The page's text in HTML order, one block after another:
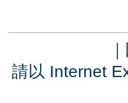
｜
請以 Internet